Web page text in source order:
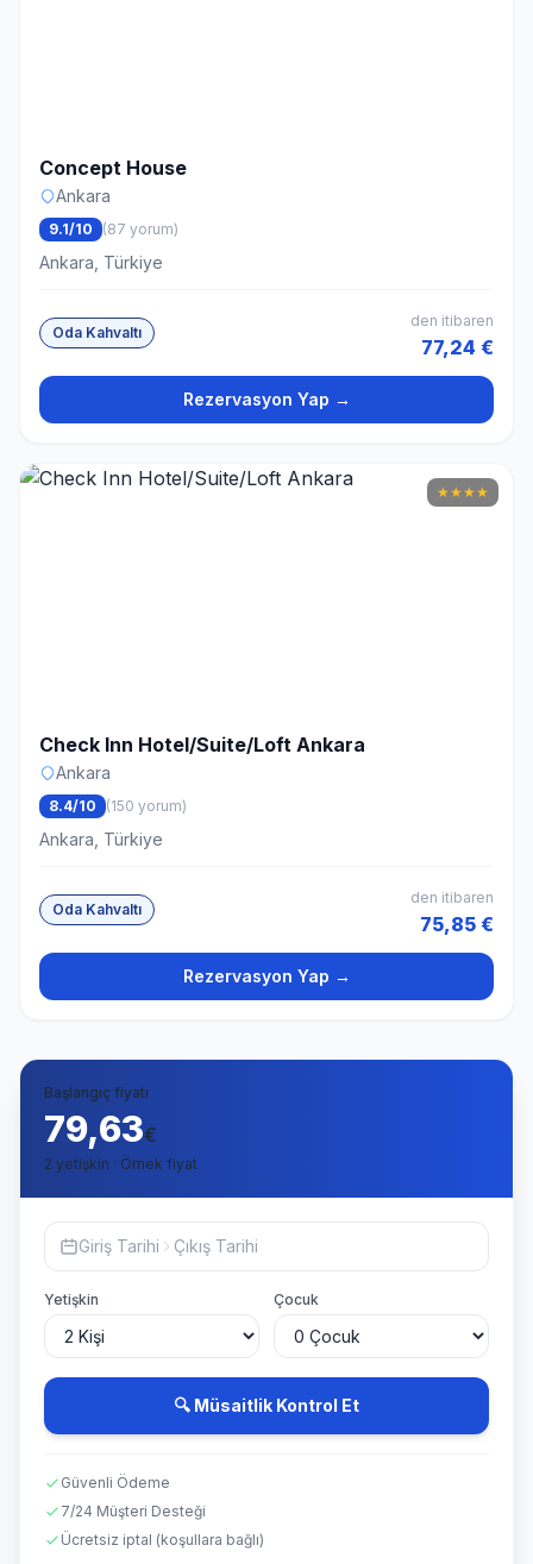
Concept House
Ankara
9.1/10 (87 yorum)
Ankara, Türkiye
Oda Kahvaltı
den itibaren
77,24 €
Rezervasyon Yap →
★★★★
Check Inn Hotel/Suite/Loft Ankara
Ankara
8.4/10 (150 yorum)
Ankara, Türkiye
Oda Kahvaltı
den itibaren
75,85 €
Rezervasyon Yap →
Başlangıç fiyatı
79,63€
2 yetişkin · Örnek fiyat
Giriş Tarihi Çıkış Tarihi
Yetişkin Çocuk
🔍 Müsaitlik Kontrol Et
Güvenli Ödeme
7/24 Müşteri Desteği
Ücretsiz iptal (koşullara bağlı)